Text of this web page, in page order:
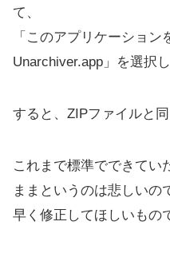
て、
「このアプリケーショ
Unarchiver.app」を選択し
すると、ZIPファイルと
これまで標準でできてい
ままというのは悲しいの
早く修正してほしいもの